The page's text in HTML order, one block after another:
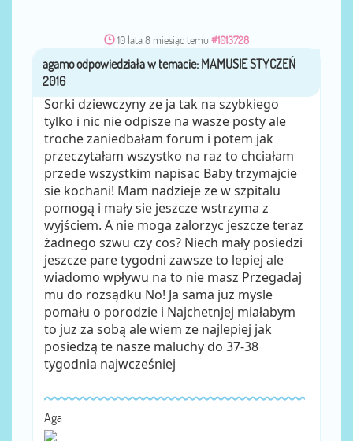
10 lata 8 miesiąc temu #1013728
przezagamo
Sorki dziewczyny ze ja tak na szybkiego
tylko i nic nie odpisze na wasze posty ale
troche zaniedbałam forum i potem jak
przeczytałam wszystko na raz to chciałam
przede wszystkim napisac Baby trzymajcie
sie kochani! Mam nadzieje ze w szpitalu
pomogą i mały sie jeszcze wstrzyma z
wyjściem. A nie moga zalorzyc jeszcze teraz
żadnego szwu czy cos? Niech mały posiedzi
jeszcze pare tygodni zawsze to lepiej ale
wiadomo wpływu na to nie masz Przegadaj
mu do rozsądku No! Ja sama juz mysle
pomału o porodzie i Najchetnjej miałabym
to juz za sobą ale wiem ze najlepiej jak
posiedzą te nasze maluchy do 37-38
tygodnia najwcześniej
Aga